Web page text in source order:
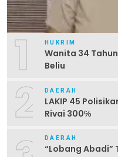
1 HUKRIM
Wanita 34
Beliu
2 DAERAH
LAKIP 45
Rivai 300℅
DAERAH
“Lobang